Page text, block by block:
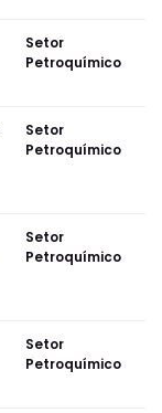
Setor
Petroquímico
Setor
Petroquímico
Setor
Petroquímico
Setor
Petroquímico